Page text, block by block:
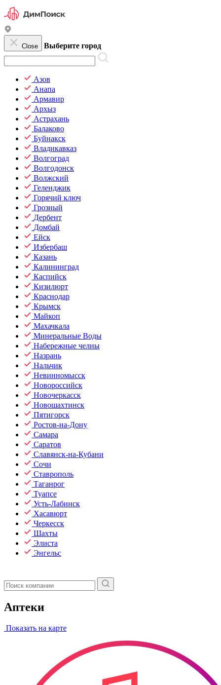
Close Выберите город
Азов
Анапа
Армавир
Архыз
Астрахань
Балаково
Буйнакск
Владикавказ
Волгоград
Волгодонск
Волжский
Геленджик
Горячий ключ
Грозный
Дербент
Домбай
Ейск
Избербаш
Казань
Калининград
Каспийск
Кизилюрт
Краснодар
Крымск
Майкоп
Махачкала
Минеральные Воды
Набережные челны
Назрань
Нальчик
Невинномысск
Новороссийск
Новочеркасск
Новошахтинск
Пятигорск
Ростов-на-Дону
Самара
Саратов
Славянск-на-Кубани
Сочи
Ставрополь
Таганрог
Туапсе
Усть-Лабинск
Хасавюрт
Черкесск
Шахты
Элиста
Энгельс
Аптеки
Показать на карте